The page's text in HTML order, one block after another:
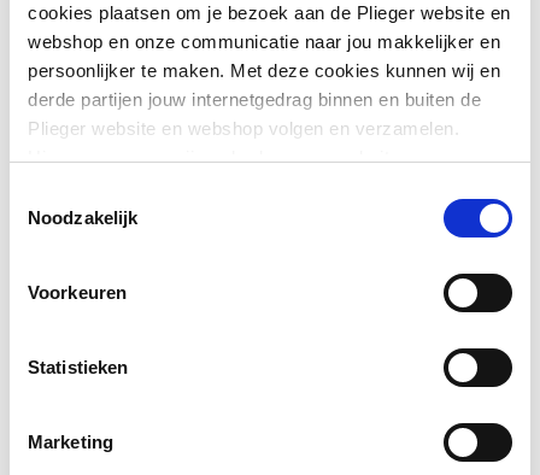
cookies plaatsen om je bezoek aan de Plieger website en
webshop en onze communicatie naar jou makkelijker en
persoonlijker te maken. Met deze cookies kunnen wij en
derde partijen jouw internetgedrag binnen en buiten de
Plieger website en webshop volgen en verzamelen.
Hiermee passen wij en derden onze website, app,
We slaan je cookievoorkeur op in je browser.
Noodzakelijk
Voorkeuren
Statistieken
Marketing
inbouwspoelreservoir
Voor
Nee
Voor urinoirspoeling
Besturingswijze